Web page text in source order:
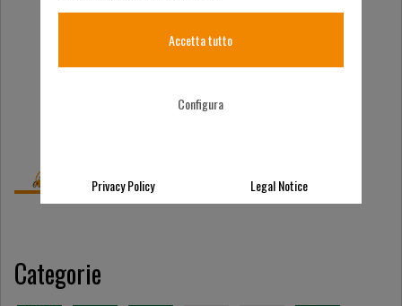
Categorie
Accetta tutto
Configura
Privacy Policy Legal Notice